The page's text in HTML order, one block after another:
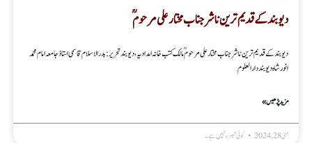
دیوبند کے قدیم ترین ناشر جناب مختار علی مرحومؒ
دیوبند کے قدیم ترین ناشر جناب مختار علی مرحومؒ مالک کتب خانہ امدادیہ، دیوبند تحریر: بدرالاسلام قاسمی استاذ جامعہ امام محمد
انور شاہ دیوبند دارالعلوم
مزید پڑھیں »
مئی 28, 2024 کوئی تبصرہ نہیں ہے۔